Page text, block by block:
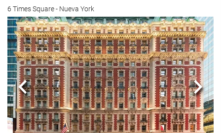
6 Times Square - Nueva York
Anterior